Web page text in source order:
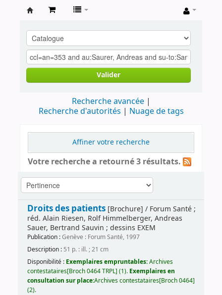
contestataires
Valider
Recherche avancée
Recherche d'autorités
Nuage de tags
Affiner votre recherche
Votre recherche a retourné 3 résultats.
Droits des patients[Brochure] / Forum Santé ;
réd. Alain Riesen, Rolf Himmelberger, Andreas
Sauer, Bertrand Sauvin ; dessins EXEM
Publication :Genève : Forum Santé, 1997
Description : 51 p. : ill. ; 21 cm
Disponibilité : Exemplaires empruntables:Archives
contestataires[Broch 0464 TRPL] (1). Exemplaires en
consultation sur place:Archives contestataires[Broch 0464]
(2).